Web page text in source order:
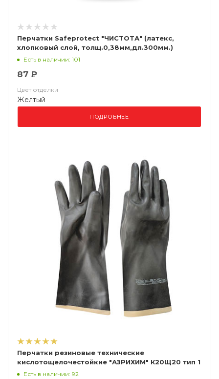
Перчатки Safeprotect "ЧИСТОТА" (латекс,
хлопковый слой, толщ.0,38мм,дл.300мм.)
Есть в наличии: 101
87 ₽
Цвет отделки
Желтый
ПОДРОБНЕЕ
Перчатки резиновые технические
кислотощелочестойкие "АЗРИХИМ" К20Щ20 тип 1
Есть в наличии: 92